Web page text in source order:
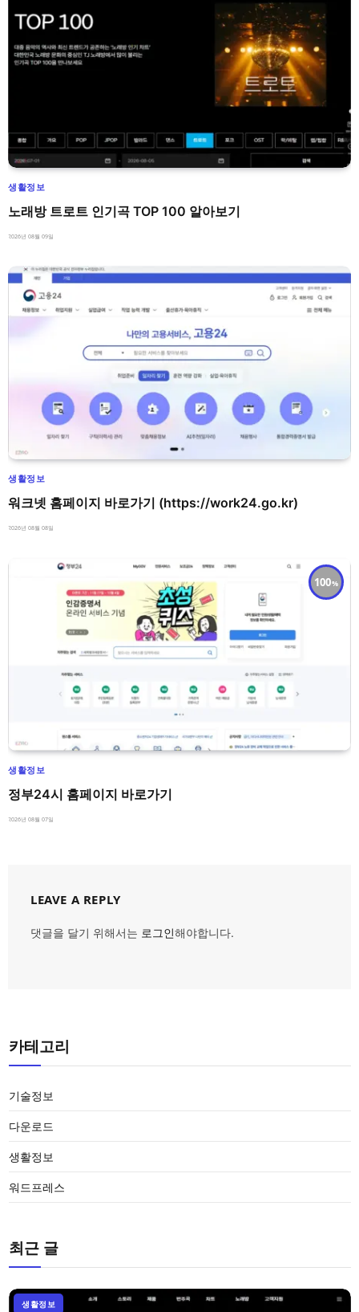
생활정보
노래방 트로트 인기곡 TOP 100 알아보기
2026년 08월 09일
생활정보
워크넷 홈페이지 바로가기 (https://work24.go.kr)
2026년 08월 08일
100
생활정보
정부24시 홈페이지 바로가기
2026년 08월 07일
LEAVE A REPLY
댓글을 달기 위해서는 로그인해야합니다.
카테고리
기술정보
다운로드
생활정보
워드프레스
최근 글
생활정보